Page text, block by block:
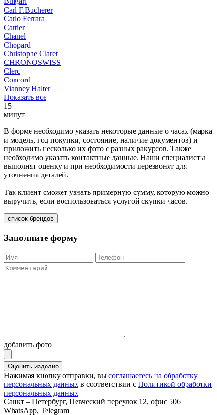
Carl F.Bucherer
Carlo Ferrara
Cartier
Chanel
Chopard
Christophe Claret
CHRONOSWISS
Clerc
Concord
Vianney Halter
Показать все
15
минут
В форме необходимо указать некоторые данные о часах (марка
и модель, год покупки, состояние, наличие документов) и
приложить несколько их фото с разных ракурсов. Также
необходимо указать контактные данные. Наши специалисты
выполнят оценку и при необходимости перезвонят для
уточнения деталей.
Так клиент сможет узнать примерную сумму, которую можно
выручить, если воспользоваться услугой скупки часов.
список брендов
Заполните форму
добавить фото
Оценить изделие
Нажимая кнопку отправки, вы соглашаетесь на обработку
персональных данных в соответствии с Политикой обработки
персональных данных
Санкт – Петербург, Певческий переулок 12, офис 506
WhatsApp, Telegram